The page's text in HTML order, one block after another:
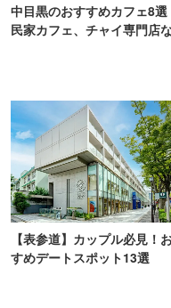
中目黒のおすすめカフェ8選
民家カフェ、チャイ専門店
【表参道】カップル必見！
すめデートスポット13選